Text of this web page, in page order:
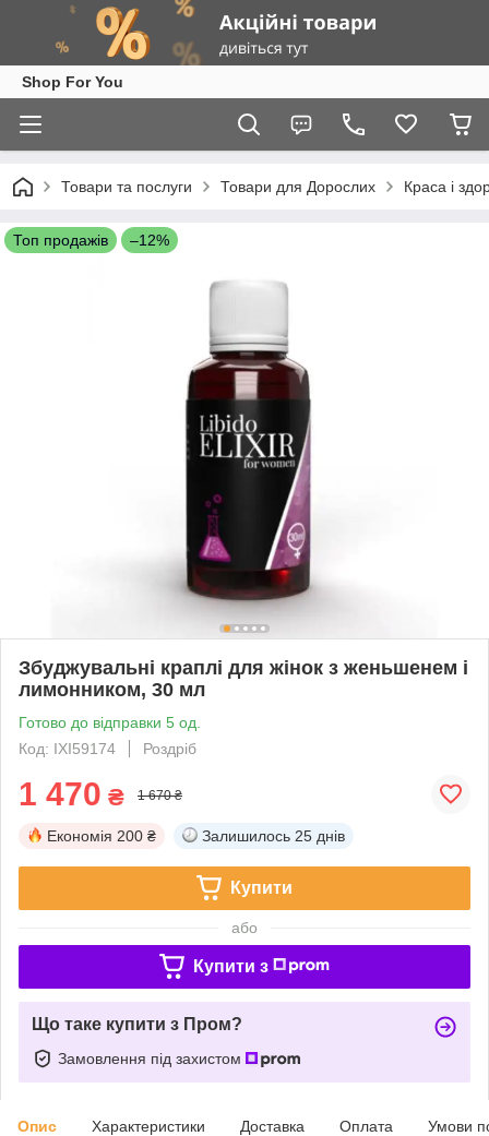
Shop For You
Товари та послуги Товари для Дорослих Краса і
Топ продажів –12%
Збуджувальні краплі для жінок з женьшенем і
лимонником, 30 мл
Готово до відправки 5 од.
Код: IXI59174
Роздріб
1 470 ₴ 1 670 ₴
Економія 200 ₴ Залишилось 25 днів
Купити
або
Купити з
Що таке купити з Пром?
Замовлення під захистом
Опис Характеристики Доставка Оплата Умови